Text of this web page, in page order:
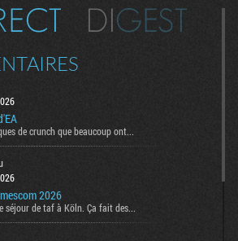
de crunch que beaucoup ont...
2026
séjour de taf à Köln. Ça fait des...